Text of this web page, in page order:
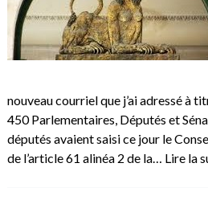
nouveau courriel que j’ai adressé à
450 Parlementaires, Députés et
députés avaient saisi ce jour le
de l’article 61 alinéa 2 de la… Lire la